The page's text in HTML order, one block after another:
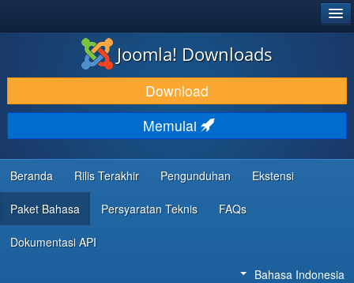
DOWNLOAD & KEMBANGKAN
TEMUKAN & PELAJARI
DUKUNGAN & KOMUNITAS
REFERENSI DEVELOPER
Joomla! Downloads
Download
Memulai
Beranda Rilis Terakhir Pengunduhan Ekstensi
Paket Bahasa Persyaratan Teknis FAQs
Dokumentasi API
Bahasa Indonesia